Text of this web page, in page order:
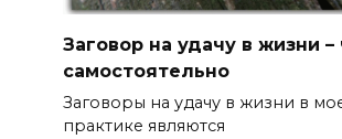
Заговор на удачу в жизни –
самостоятельно
Заговоры на удачу в жизни в
практике являются